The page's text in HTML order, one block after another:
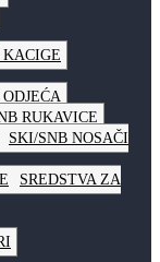
KACIGE
RUKAVICE
SKI/SNB NOSAČI
SREDSTVA ZA